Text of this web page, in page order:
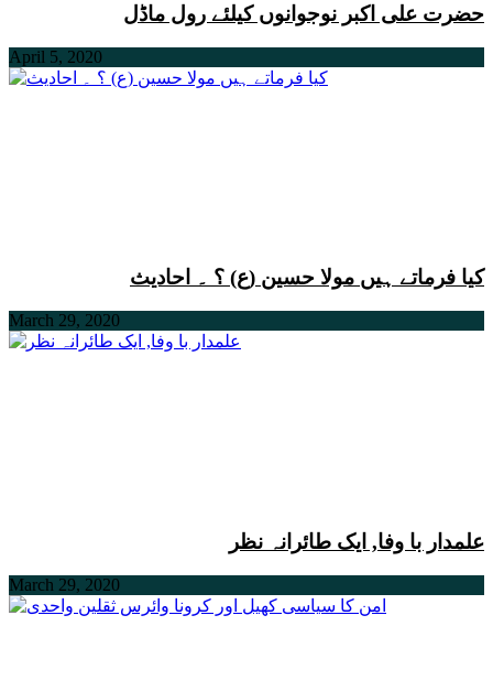
حضرت علی اکبر نوجوانوں کیلئے رول ماڈل
April 5, 2020
کیا فرماتے ہیں مولا حسین (ع) ؟ ۔ احادیث
March 29, 2020
علمدار با وفا, ایک طائرانہ نظر
March 29, 2020